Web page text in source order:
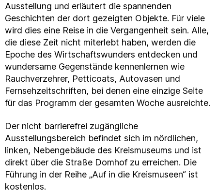
Ausstellung und erläutert die spannenden
Geschichten der dort gezeigten Objekte. Für viele
wird dies eine Reise in die Vergangenheit sein. Alle,
die diese Zeit nicht miterlebt haben, werden die
Epoche des Wirtschaftswunders entdecken und
wundersame Gegenstände kennenlernen wie
Rauchverzehrer, Petticoats, Autovasen und
Fernsehzeitschriften, bei denen eine einzige Seite
für das Programm der gesamten Woche ausreichte.
Der nicht barrierefrei zugängliche
Ausstellungsbereich befindet sich im nördlichen,
linken, Nebengebäude des Kreismuseums und ist
direkt über die Straße Domhof zu erreichen. Die
Führung in der Reihe „Auf in die Kreismuseen“ ist
kostenlos.